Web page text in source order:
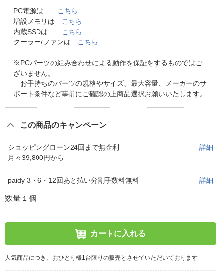
PC電源は
こちら
増設メモリは
こちら
内蔵SSDは
こちら
クーラー/ファンは
こちら
※PCパーツの組み合わせによる動作を保証をするものではご
ざいません。
お手持ちのパーツの規格やサイズ、最大容量、メーカーのサ
ポート条件など事前にご確認の上商品選択お願いいたします。
この商品のキャンペーン
ショッピングローン24回まで無金利
月々39,800円から
詳細
paidy 3・6・12回あと払い分割手数料無料 詳細
数量 1 個
カートに入れる
人気商品につき、おひとり様1台限りの販売とさせていただいております